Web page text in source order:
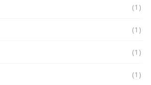
(1)
(1)
(1)
(1)